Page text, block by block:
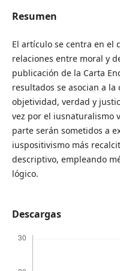
Resumen
El artículo se centra en el
relaciones entre moral y
publicación de la Carta
resultados se asocian a
objetividad, verdad y
vez por el iusnaturalismo
parte serán sometidos a
iuspositivismo más
descriptivo, empleando
lógico.
Descargas